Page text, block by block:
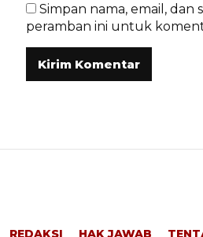
Simpan nama, email, dan
peramban ini untuk
REDAKSI HAK JAWAB